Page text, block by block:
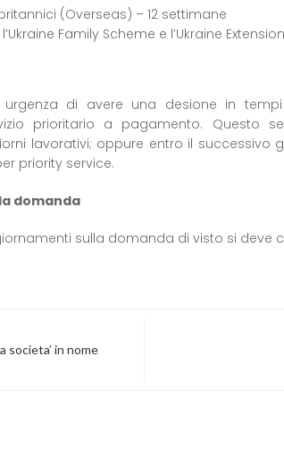
(Overseas) – 12 settimane
l’Ukraine Family Scheme e l’Ukraine
di avere una desione in tempi
prioritario a pagamento. Questo
lavorativi; oppure entro il successivo
priority service.
domanda
sulla domanda di visto si deve
societa’ in nome